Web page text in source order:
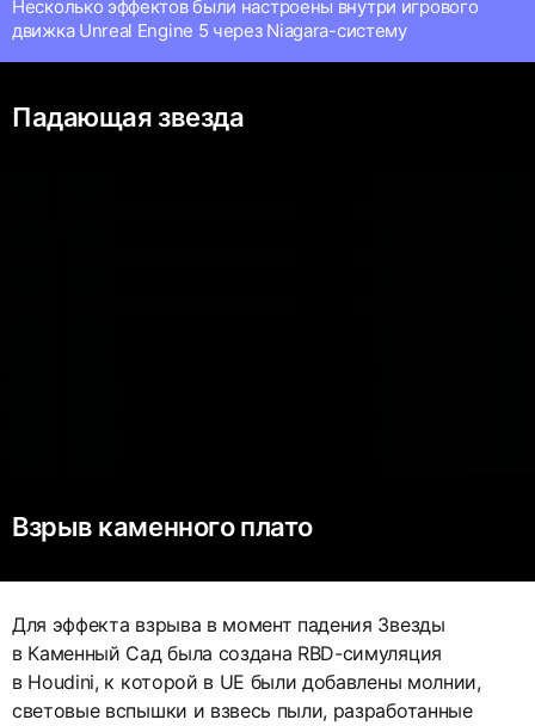
Несколько эффектов были настроены внутри игрового
движка Unreal Engine 5 через Niagara-систему
Падающая звезда
Взрыв каменного плато
Для эффекта взрыва в момент падения Звезды
в Каменный Сад была создана RBD-симуляция
в Houdini, к которой в UE были добавлены молнии,
световые вспышки и взвесь пыли, разработанные